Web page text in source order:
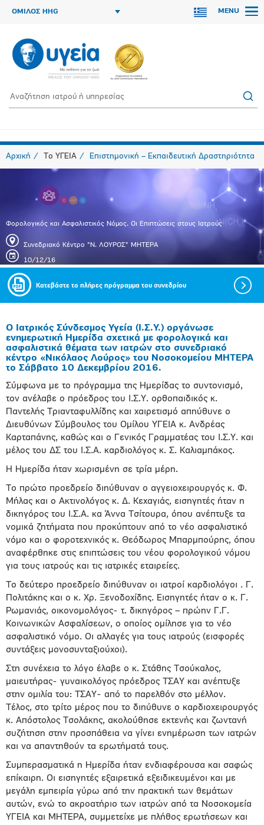
ΟΜΙΛΟΣ HHG MENU
Αρχική Το ΥΓΕΙΑ Επιστημονική – Εκπαιδευτική Δραστηριότητα
Φορολογικός και Ασφαλιστικός Νόμος. Οι Επιπτώσεις στους Ιατρούς
Συνεδριακό Κέντρο "Ν. ΛΟΥΡΟΣ" ΜΗΤΕΡΑ
10/12/16
Κατεβάστε το πλήρες πρόγραμμα του συνεδρίου
Ο Ιατρικός Σύνδεσμος Υγεία (Ι.Σ.Υ.) οργάνωσε
ενημερωτική Ημερίδα σχετικά με φορολογικά και
ασφαλιστικά θέματα των ιατρών στο συνεδριακό
κέντρο «Νικόλαος Λούρος» του Νοσοκομείου ΜΗΤΕΡΑ
το Σάββατο 10 Δεκεμβρίου 2016.
Σύμφωνα με το πρόγραμμα της Ημερίδας το συντονισμό,
τον ανέλαβε ο πρόεδρος του Ι.Σ.Υ. ορθοπαιδικός κ.
Παντελής Τριανταφυλλίδης και χαιρετισμό απηύθυνε ο
Διευθύνων Σύμβουλος του Ομίλου ΥΓΕΙΑ κ. Ανδρέας
Καρταπάνης, καθώς και ο Γενικός Γραμματέας του Ι.Σ.Υ. και
μέλος του ΔΣ του Ι.Σ.Α. καρδιολόγος κ. Σ. Καλιαμπάκος.
Η Ημερίδα ήταν χωρισμένη σε τρία μέρη.
Το πρώτο προεδρείο διηύθυναν ο αγγειοχειρουργός κ. Φ.
Μήλας και ο Ακτινολόγος κ. Δ. Κεχαγιάς, εισηγητές ήταν η
δικηγόρος του Ι.Σ.Α. κα Άννα Τσίτουρα, όπου ανέπτυξε τα
νομικά ζητήματα που προκύπτουν από το νέο ασφαλιστικό
νόμο και ο φοροτεχνικός κ. Θεόδωρος Μπαρμπούρης, όπου
αναφέρθηκε στις επιπτώσεις του νέου φορολογικού νόμου
για τους ιατρούς και τις ιατρικές εταιρείες.
Το δεύτερο προεδρείο διηύθυναν οι ιατροί καρδιολόγοι . Γ.
Πολιτάκης και ο κ. Χρ. Ξενοδοχίδης. Εισηγητές ήταν ο κ. Γ.
Ρωμανιάς, οικονομολόγος- τ. δικηγόρος – πρώην Γ.Γ.
Κοινωνικών Ασφαλίσεων, ο οποίος ομίλησε για το νέο
ασφαλιστικό νόμο. Οι αλλαγές για τους ιατρούς (εισφορές
συντάξεις μονοσυνταξιούχοι).
Στη συνέχεια το λόγο έλαβε ο κ. Στάθης Τσούκαλος,
μαιευτήρας- γυναικολόγος πρόεδρος ΤΣΑΥ και ανέπτυξε
στην ομιλία του: ΤΣΑΥ- από το παρελθόν στο μέλλον.
Τέλος, στο τρίτο μέρος που το διηύθυνε ο καρδιοχειρουργός
κ. Απόστολος Τσολάκης, ακολούθησε εκτενής και ζωντανή
συζήτηση στην προσπάθεια να γίνει ενημέρωση των ιατρών
και να απαντηθούν τα ερωτήματά τους.
Συμπερασματικά η Ημερίδα ήταν ενδιαφέρουσα και σαφώς
επίκαιρη. Οι εισηγητές εξαιρετικά εξειδικευμένοι και με
μεγάλη εμπειρία γύρω από την πρακτική των θεμάτων
αυτών, ενώ το ακροατήριο των ιατρών από τα Νοσοκομεία
ΥΓΕΙΑ και ΜΗΤΕΡΑ, συμμετείχε με πλήθος ερωτήσεων και